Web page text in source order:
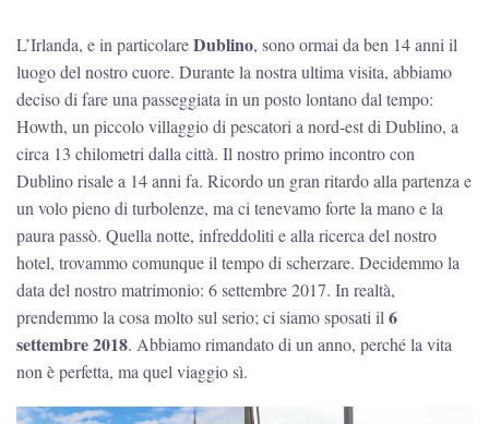
L’Irlanda, e in particolareDublino, sono ormai da ben 14 anni il
luogo del nostro cuore. Durante la nostra ultima visita, abbiamo
deciso di fare una passeggiata in un posto lontano dal tempo:
Howth, un piccolo villaggio di pescatori a nord-est di Dublino, a
circa 13 chilometri dalla città. Il nostro primo incontro con
Dublino risale a 14 anni fa. Ricordo un gran ritardo alla partenza e
un volo pieno di turbolenze, ma ci tenevamo forte la mano e la
paura passò. Quella notte, infreddoliti e alla ricerca del nostro
hotel, trovammo comunque il tempo di scherzare. Decidemmo la
data del nostro matrimonio: 6 settembre 2017. In realtà,
prendemmo la cosa molto sul serio; ci siamo sposati il 6
settembre 2018. Abbiamo rimandato di un anno, perché la vita
non è perfetta, ma quel viaggio sì.